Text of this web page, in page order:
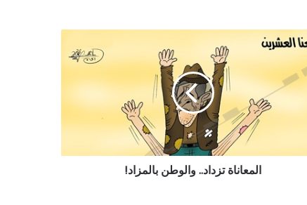
المعاناة تزداد.. والوطن بالمزاد!